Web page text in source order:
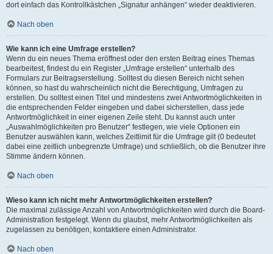
dort einfach das Kontrollkästchen „Signatur anhängen“ wieder deaktivieren.
Nach oben
Wie kann ich eine Umfrage erstellen?
Wenn du ein neues Thema eröffnest oder den ersten Beitrag eines Themas
bearbeitest, findest du ein Register „Umfrage erstellen“ unterhalb des
Formulars zur Beitragserstellung. Solltest du diesen Bereich nicht sehen
können, so hast du wahrscheinlich nicht die Berechtigung, Umfragen zu
erstellen. Du solltest einen Titel und mindestens zwei Antwortmöglichkeiten in
die entsprechenden Felder eingeben und dabei sicherstellen, dass jede
Antwortmöglichkeit in einer eigenen Zeile steht. Du kannst auch unter
„Auswahlmöglichkeiten pro Benutzer“ festlegen, wie viele Optionen ein
Benutzer auswählen kann, welches Zeitlimit für die Umfrage gilt (0 bedeutet
dabei eine zeitlich unbegrenzte Umfrage) und schließlich, ob die Benutzer ihre
Stimme ändern können.
Nach oben
Wieso kann ich nicht mehr Antwortmöglichkeiten erstellen?
Die maximal zulässige Anzahl von Antwortmöglichkeiten wird durch die Board-
Administration festgelegt. Wenn du glaubst, mehr Antwortmöglichkeiten als
zugelassen zu benötigen, kontaktiere einen Administrator.
Nach oben